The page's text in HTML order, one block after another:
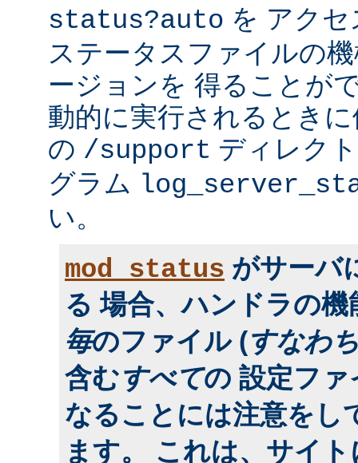
status?auto を アク
ステータスファイルの
ージョンを 得ることが
動的に実行されるとき
の /support ディレク
グラム
い。
mod_status がサーバ
る 場合、ハンドラの
毎のファイル (すなわ
含むすべての 設定フ
なることには注意をし
ます。 これは、サイ